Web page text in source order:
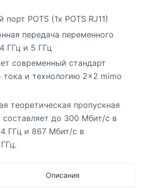
порт POTS (1x POTS RJ11)
передача переменного
ГГц и 5 ГГц
современный стандарт
тока и технологию 2×2 mimo
теоретическая пропускная
составляет до 300 Мбит/с в
ГГц и 867 Мбит/с в
Описания